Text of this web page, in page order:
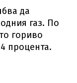
да
газ. По
гориво
процента.